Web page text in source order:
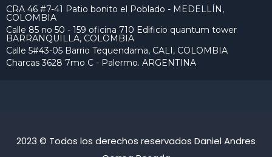
CRA 46 #7-41 Patio bonito el Poblado - MEDELLÍN,
COLOMBIA
Calle 85 no 50 - 159 oficina 710 Edificio quantum tower
BARRANQUILLA, COLOMBIA
Calle 5#43-05 Barrio Tequendama, CALI, COLOMBIA
Charcas 3628 7mo C - Palermo. ARGENTINA
2023 © Todos los derechos reservados Daniel Andres